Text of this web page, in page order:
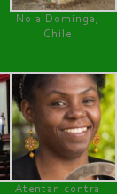
No a Dominga,
Chile
Atentan contra